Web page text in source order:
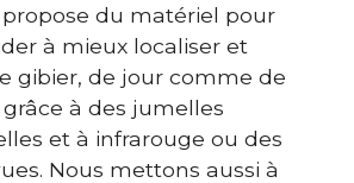
du matériel pour
à mieux localiser et
gibier, de jour comme de
à des jumelles
et à infrarouge ou des
Nous mettons aussi à